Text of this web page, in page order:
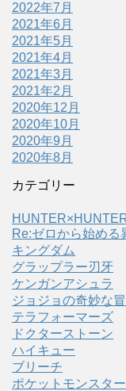
2022年7月
2021年6月
2021年5月
2021年4月
2021年3月
2021年2月
2020年12月
2020年10月
2020年9月
2020年8月
カテゴリー
Re:ゼロから始める
キングダム
グラップラー刃牙
ケンガンアシュラ
ジョジョの奇妙な
テラフォーマーズ
ドクターストーン
ハイキュー
ブリーチ
ポケットモンスター